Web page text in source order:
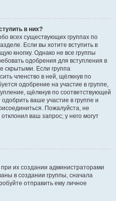
в них?
всех существующих группах по
Если вы хотите вступить в
кнопку. Однако не все группы
одобрения для вступления в
скрытыми. Если группа
членство в ней, щёлкнув по
одобрение на участие в группе,
щёлкнув по соответствующей
ваше участие в группе и
Пожалуйста, не
ваш запрос; у него могут
их создании администраторами
в создании группы, сначала
отправить ему личное